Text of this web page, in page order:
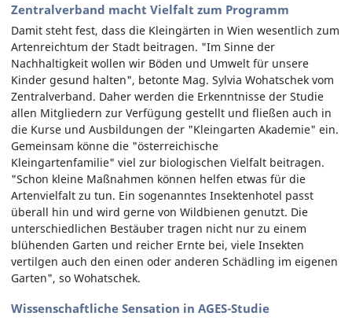
Zentralverband macht Vielfalt zum Programm
Damit steht fest, dass die Kleingärten in Wien wesentlich zum
Artenreichtum der Stadt beitragen. "Im Sinne der
Nachhaltigkeit wollen wir Böden und Umwelt für unsere
Kinder gesund halten", betonte Mag. Sylvia Wohatschek vom
Zentralverband. Daher werden die Erkenntnisse der Studie
allen Mitgliedern zur Verfügung gestellt und fließen auch in
die Kurse und Ausbildungen der "Kleingarten Akademie" ein.
Gemeinsam könne die "österreichische
Kleingartenfamilie" viel zur biologischen Vielfalt beitragen.
"Schon kleine Maßnahmen können helfen etwas für die
Artenvielfalt zu tun. Ein sogenanntes Insektenhotel passt
überall hin und wird gerne von Wildbienen genutzt. Die
unterschiedlichen Bestäuber tragen nicht nur zu einem
blühenden Garten und reicher Ernte bei, viele Insekten
vertilgen auch den einen oder anderen Schädling im eigenen
Garten", so Wohatschek.
Wissenschaftliche Sensation in AGES-Studie